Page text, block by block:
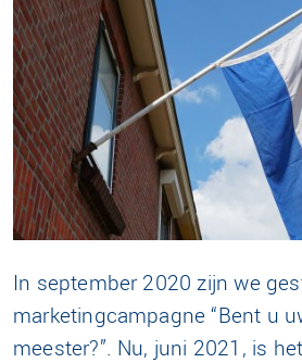
In september 2020 zijn we
marketingcampagne “Bent u
meester?”. Nu, juni 2021, is